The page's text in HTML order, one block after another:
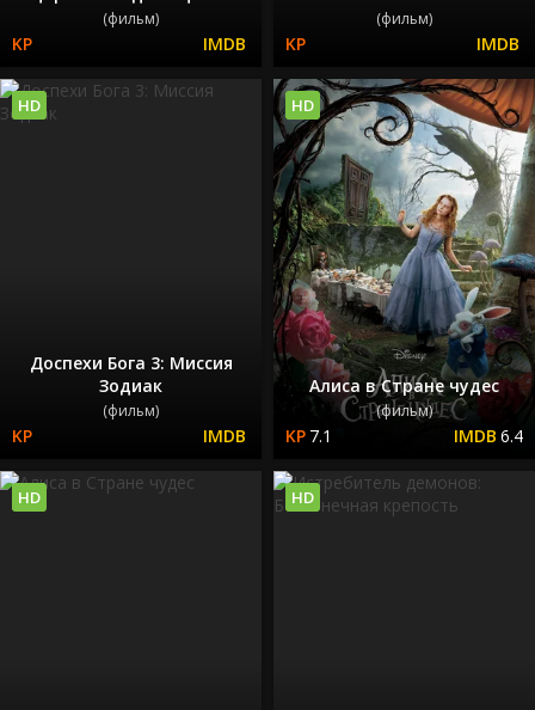
(фильм) (фильм)
Доспехи Бога 3: Миссия
Зодиак
(фильм)
HD
Алиса в Стране чудес
(фильм)
7.1 6.4
HD
HD HD